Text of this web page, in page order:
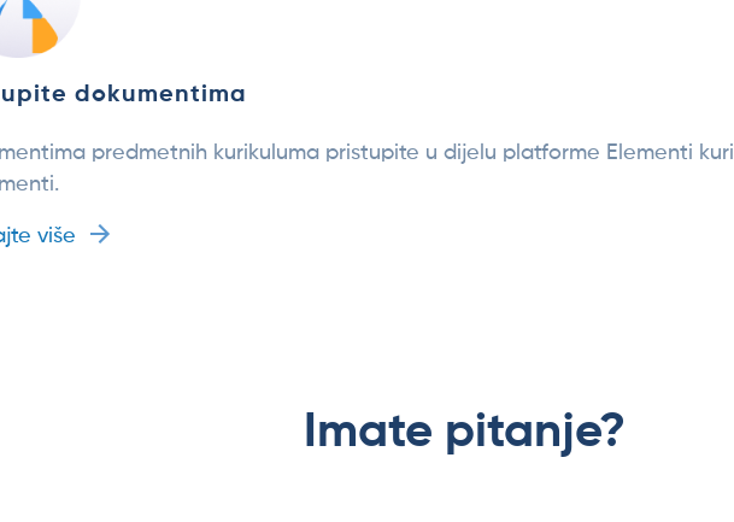
dokumentima
predmetnih kurikuluma pristupite u dijelu platforme Elementi
više
Imate pitanje?